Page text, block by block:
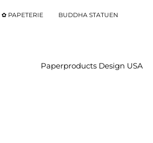
✿ PAPETERIE BUDDHA STATUEN
Paperproducts Design USA